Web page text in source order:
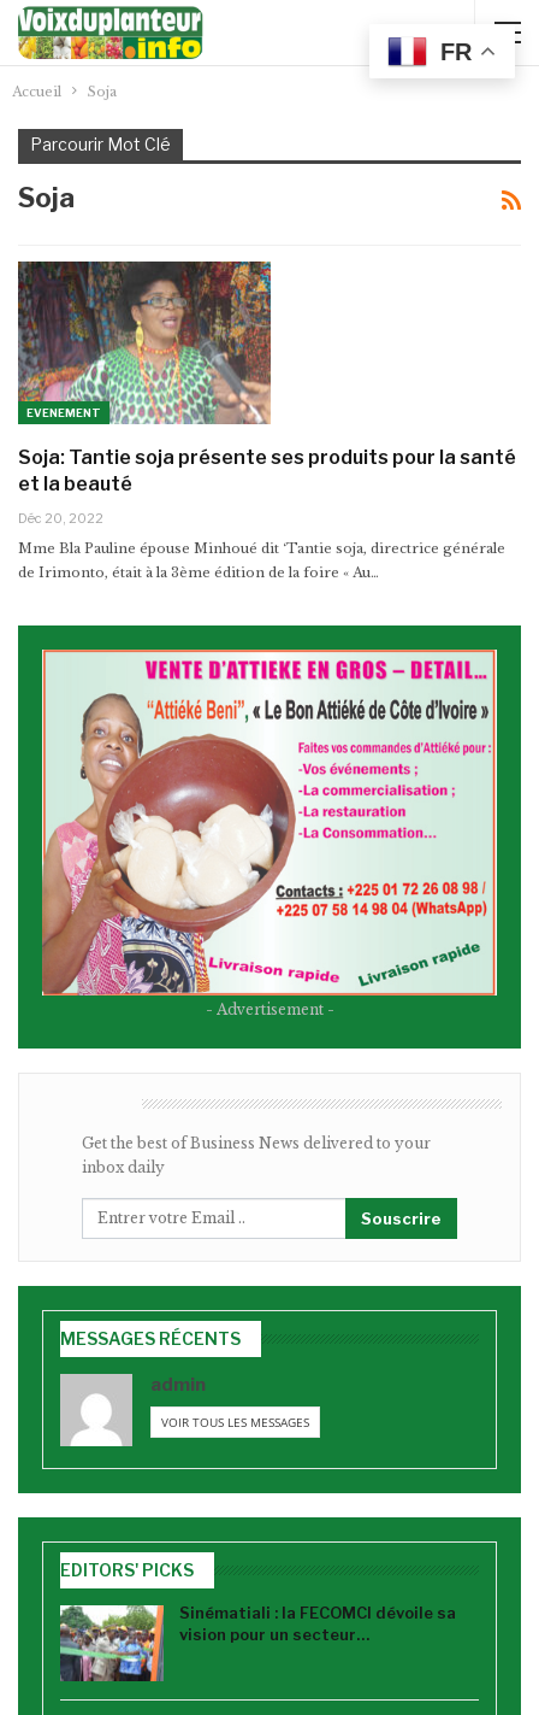
Accueil Soja
Parcourir Mot Clé
Soja
EVENEMENT
Soja: Tantie soja présente ses produits pour la santé
et la beauté
Déc 20, 2022
Mme Bla Pauline épouse Minhoué dit ‘Tantie soja, directrice générale
de Irimonto, était à la 3ème édition de la foire « Au…
- Advertisement -
Get the best of Business News delivered to your
inbox daily
Souscrire
MESSAGES RÉCENTS
admin
VOIR TOUS LES MESSAGES
EDITORS' PICKS
Sinématiali : la FECOMCI dévoile sa
vision pour un secteur…
FR